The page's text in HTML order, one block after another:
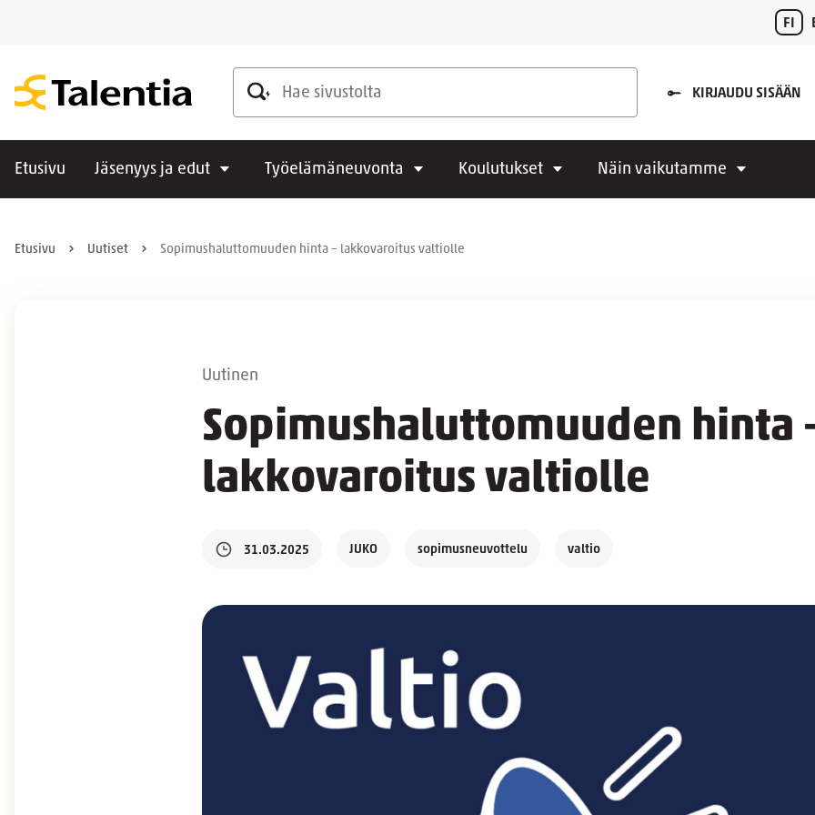
FI
Hae sivustolta
KIRJAUDU SISÄÄN
Etusivu Jäsenyys ja edut Työelämäneuvonta Koulutukset Näin vaikutamme
Etusivu Uutiset Sopimushaluttomuuden hinta – lakkovaroitus valtiolle
Uutinen
Sopimushaluttomuuden hinta
lakkovaroitus valtiolle
31.03.2025 JUKO sopimusneuvottelu valtio